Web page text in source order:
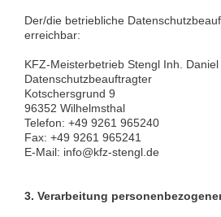
Der/die betriebliche
erreichbar:
KFZ-Meisterbetrieb Stengl Inh.
Datenschutzbeauftragter
Kotschersgrund 9
96352 Wilhelmsthal
Telefon: +49 9261 965240
Fax: +49 9261 965241
E-Mail: info@kfz-stengl.de
3. Verarbeitung